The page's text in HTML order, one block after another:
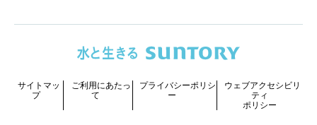
サイトマッ
プ
ご利用にあたっ
て
プライバシーポリシ
ー
ウェブアクセシビリ
ティ
ポリシー